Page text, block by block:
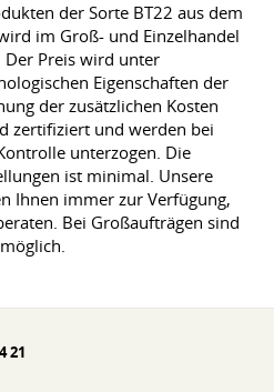
der Sorte BT22 aus dem
im Groß- und Einzelhandel
Der Preis wird unter
Eigenschaften der
der zusätzlichen Kosten
zertifiziert und werden bei
unterzogen. Die
ist minimal. Unsere
Ihnen immer zur Verfügung,
Bei Großaufträgen sind
21